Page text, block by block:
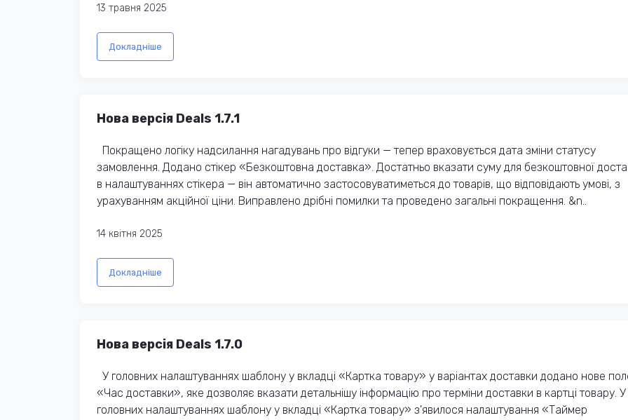
13 травня 2025
Докладніше
Нова версія Deals 1.7.1
Покращено логіку надсилання нагадувань про відгуки — тепер враховується дата зміни статусу
замовлення. Додано стікер «Безкоштовна доставка». Достатньо вказати суму для безкоштовної
в налаштуваннях стікера — він автоматично застосовуватиметься до товарів, що відповідають умові, з
урахуванням акційної ціни. Виправлено дрібні помилки та проведено загальні покращення. &n..
14 квітня 2025
Докладніше
Нова версія Deals 1.7.0
У головних налаштуваннях шаблону у вкладці «Картка товару» у варіантах доставки додано нове
«Час доставки», яке дозволяє вказати детальнішу інформацію про терміни доставки в картці товару. У
головних налаштуваннях шаблону у вкладці «Картка товару» з'явилося налаштування «Таймер